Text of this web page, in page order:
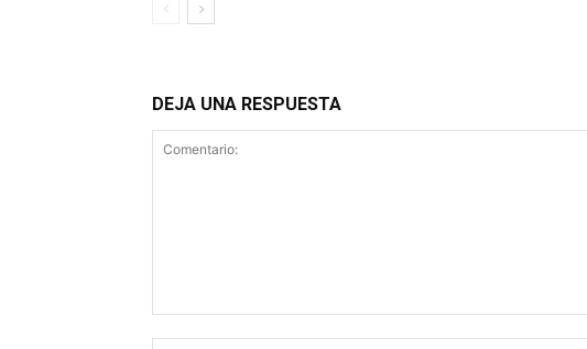
DEJA UNA RESPUESTA